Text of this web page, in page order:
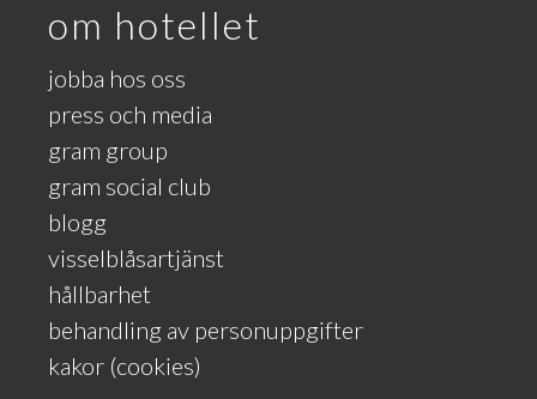
om hotellet
jobba hos oss
press och media
gram group
gram social club
blogg
visselblåsartjänst
hållbarhet
behandling av personuppgifter
kakor (cookies)